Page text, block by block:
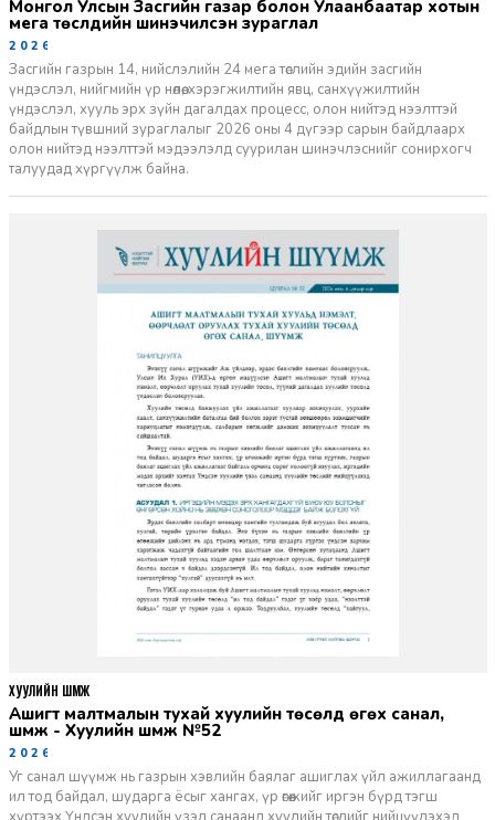
Монгол Улсын Засгийн газар болон Улаанбаатар хотын
мега төслүүдийн шинэчилсэн зураглал
2026-06-29
Засгийн газрын 14, нийслэлийн 24 мега төслийн эдийн засгийн
үндэслэл, нийгмийн үр нөлөө, хэрэгжилтийн явц, санхүүжилтийн
үндэслэл, хууль эрх зүйн дагалдах процесс, олон нийтэд нээлттэй
байдлын түвшний зураглалыг 2026 оны 4 дүгээр сарын байдлаарх
олон нийтэд нээлттэй мэдээлэлд суурилан шинэчлэснийг сонирхогч
талуудад хүргүүлж байна.
Ашигт малтмалын тухай хуулийн төсөлд өгөх санал,
шүүмж - Хуулийн шүүмж №52
2026-06-29
Уг санал шүүмж нь газрын хэвлийн баялаг ашиглах үйл ажиллагаанд
ил тод байдал, шударга ёсыг хангах, үр өгөөжийг иргэн бүрд тэгш
ХУУЛИЙН ШҮҮМЖ